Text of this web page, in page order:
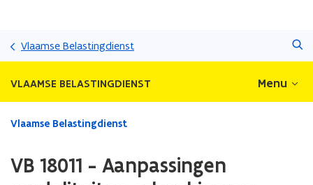
gaan
Vlaamse Belastingdienst
VLAAMSE BELASTINGDIENST Menu
Gedaan
Vlaamse Belastingdienst
VB 18011 - Aanpassingen